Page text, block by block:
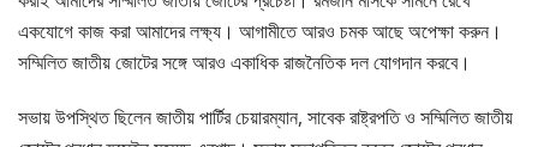
একযোগে কাজ করা আমাদের লক্ষ্য। আগামীতে আরও চমক আছে অপেক্ষা করুন।
সম্মিলিত জাতীয় জোটের সঙ্গে আরও একাধিক রাজনৈতিক দল যোগদান করবে।
সভায় উপস্থিত ছিলেন জাতীয় পার্টির চেয়ারম্যান, সাবেক রাষ্ট্রপতি ও সম্মিলিত জাতীয়